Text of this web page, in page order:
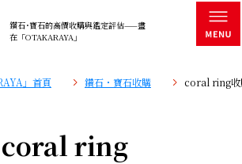
鑽石･寶石的高價收購與鑑定評估——盡
在「OTAKARAYA」
」首頁 鑽石・寶石收購 coral ring收
coral ring